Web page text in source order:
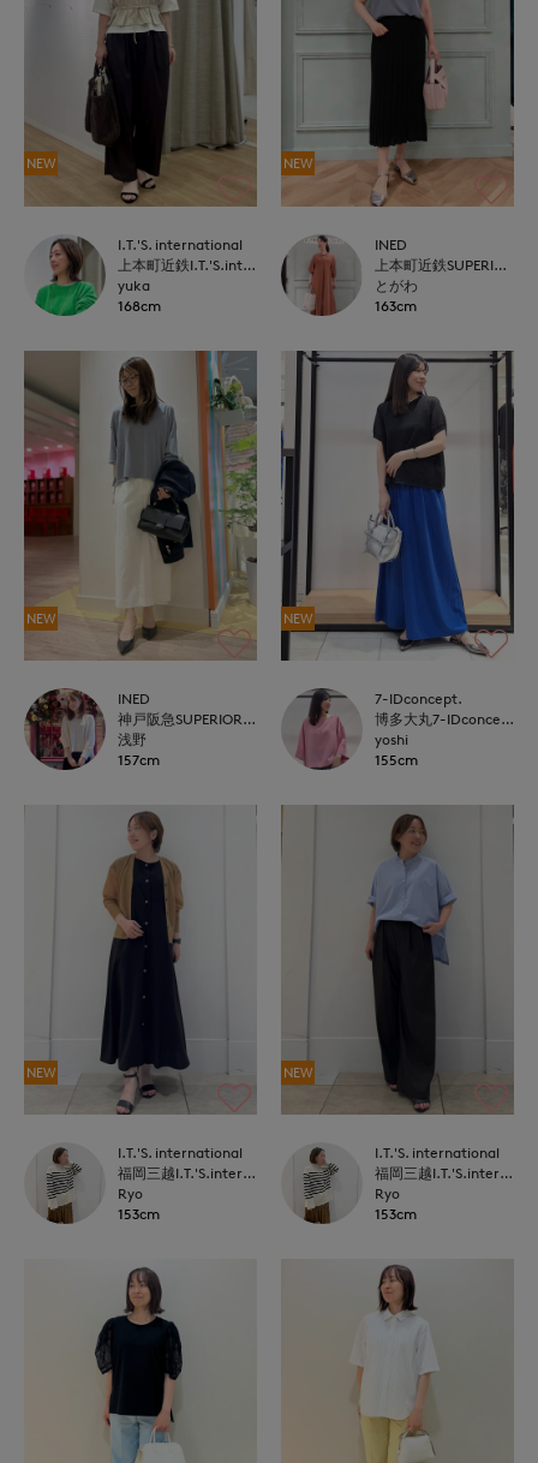
NEW
I.T.'S. international
上本町近鉄I.T.'S.international
yuka
168cm
NEW
INED
上本町近鉄SUPERIORCLOSET
とがわ
163cm
NEW
INED
神戸阪急SUPERIORCLOSET
浅野
157cm
NEW
7-IDconcept.
博多大丸7-IDconcept.
yoshi
155cm
NEW
I.T.'S. international
福岡三越I.T.'S.international
Ryo
153cm
NEW
I.T.'S. international
福岡三越I.T.'S.international
Ryo
153cm